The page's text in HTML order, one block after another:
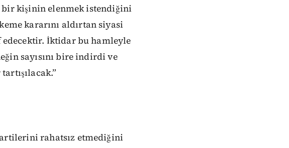
bir kişinin elenmek istendiğini
kararını aldırtan siyasi
İktidar bu hamleyle
sayısını bire indirdi ve
rahatsız etmediğini